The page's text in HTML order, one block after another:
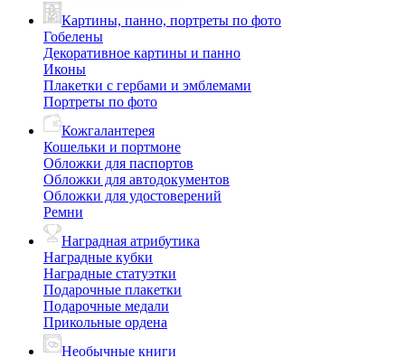
Картины, панно, портреты по фото
Гобелены
Декоративное картины и панно
Иконы
Плакетки с гербами и эмблемами
Портреты по фото
Кожгалантерея
Кошельки и портмоне
Обложки для паспортов
Обложки для автодокументов
Обложки для удостоверений
Ремни
Наградная атрибутика
Наградные кубки
Наградные статуэтки
Подарочные плакетки
Подарочные медали
Прикольные ордена
Необычные книги